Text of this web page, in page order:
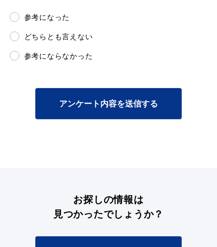
参考になった
どちらとも言えない
参考にならなかった
アンケート内容を送信する
お探しの情報は
見つかったでしょうか？